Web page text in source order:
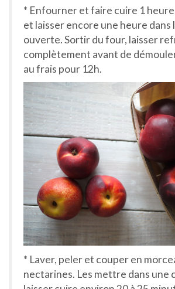
* Enfourner et faire cuire 1
et laisser encore une heure dans
ouverte. Sortir du four, laisser
complètement avant de
au frais pour 12h.
* Laver, peler et couper en
nectarines. Les mettre dans une